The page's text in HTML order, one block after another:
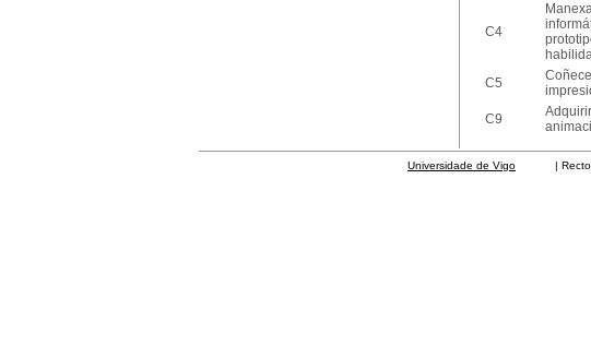
C4
C5
C9
Universidade de Vigo | Rectorado